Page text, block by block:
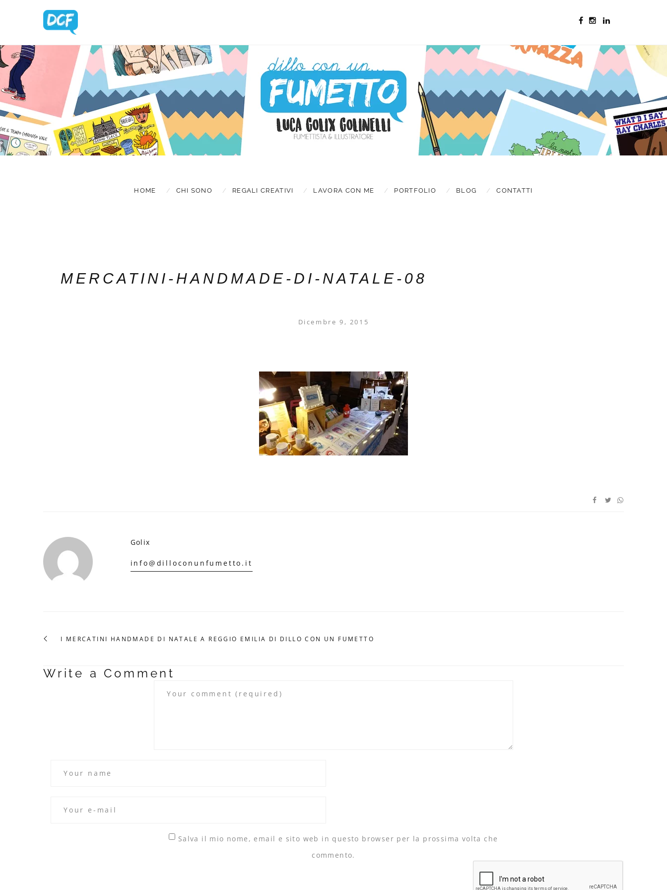
BLOG UPDATES Latest news & updates
HOME CHI SONO REGALI CREATIVI LAVORA CON ME PORTFOLIO BLOG CONTATTI
MERCATINI-HANDMADE-DI-NATALE-08
Dicembre 9, 2015
Golix
info@dilloconunfumetto.it
I MERCATINI HANDMADE DI NATALE A REGGIO EMILIA DI DILLO CON UN FUMETTO
Write a Comment
Salva il mio nome, email e sito web in questo browser per la prossima volta che
commento.